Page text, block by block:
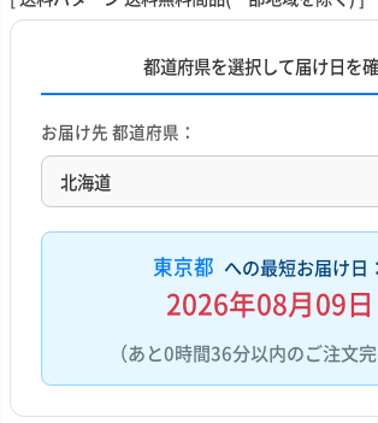
都道府県を選択して届け日を
お届け先 都道府県：
東京都 への最短お届け日：
2026年08月09日
（あと0時間36分以内のご注文完